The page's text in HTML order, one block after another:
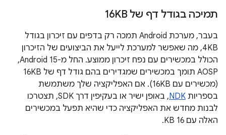
תמיכה בגודל דף של 16KB
בעבר, מערכת Android תמכה רק בדפים עם זיכרון בגודל
4KB, מה שאפשר למערכת לייעל את הביצועים של הזיכרון
הכולל במכשירים עם נפח זיכרון ממוצע. החל מ-Android 15, ‏
AOSP תומך במכשירים שמגדירים בהם גודל דף של 16KB
(מכשירים עם 16KB). אם האפליקציה שלך משתמשת
בספריות NDK
, באופן ישיר או בעקיפין דרך SDK, תצטרכו
לבנות מחדש את האפליקציה כדי שהיא תפעל במכשירים
האלה עם 16 KB.